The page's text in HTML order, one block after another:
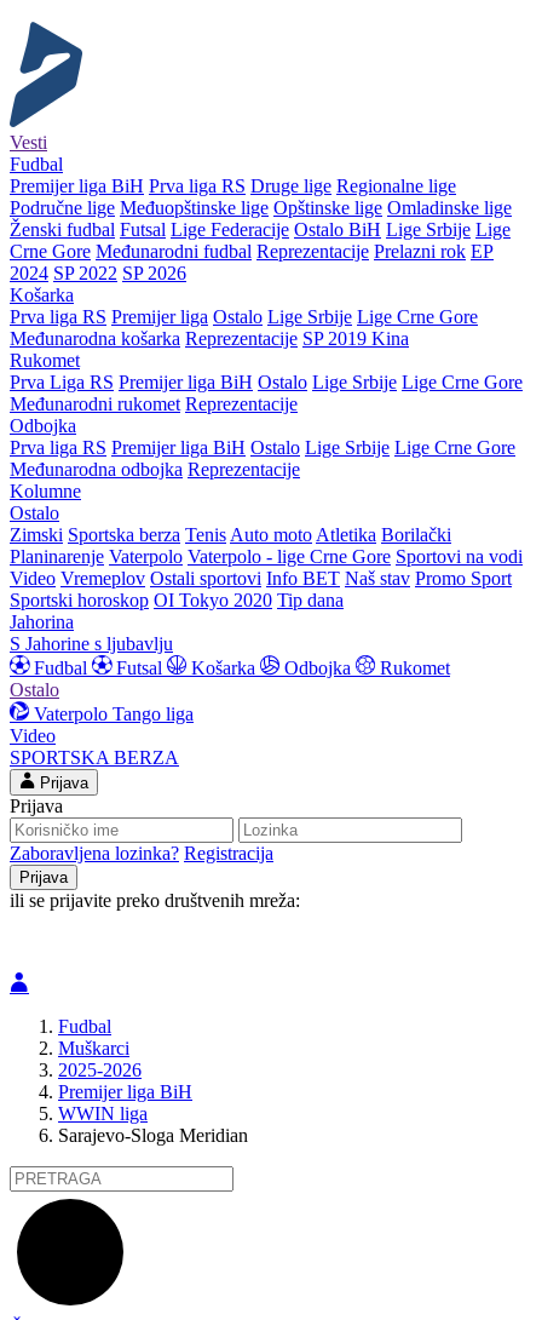
Vesti
Fudbal
Premijer liga BiH Prva liga RS Druge lige Regionalne lige
Područne lige Međuopštinske lige Opštinske lige Omladinske lige
Ženski fudbal Futsal Lige Federacije Ostalo BiH Lige Srbije Lige
Crne Gore Međunarodni fudbal Reprezentacije Prelazni rok EP
2024 SP 2022 SP 2026
Košarka
Prva liga RS Premijer liga Ostalo Lige Srbije Lige Crne Gore
Međunarodna košarka Reprezentacije SP 2019 Kina
Rukomet
Prva Liga RS Premijer liga BiH Ostalo Lige Srbije Lige Crne Gore
Međunarodni rukomet Reprezentacije
Odbojka
Prva liga RS Premijer liga BiH Ostalo Lige Srbije Lige Crne Gore
Međunarodna odbojka Reprezentacije
Kolumne
Ostalo
Zimski Sportska berza Tenis Auto moto Atletika Borilački
Planinarenje Vaterpolo Vaterpolo - lige Crne Gore Sportovi na vodi
Video Vremeplov Ostali sportovi Info BET Naš stav Promo Sport
Sportski horoskop OI Tokyo 2020 Tip dana
Jahorina
S Jahorine s ljubavlju
Fudbal
Futsal Košarka Odbojka
Rukomet
Ostalo
Vaterpolo Tango liga
Video
SPORTSKA BERZA
Prijava
Prijava
Zaboravljena lozinka? Registracija
ili se prijavite preko društvenih mreža:
Fudbal
Muškarci
2025-2026
Premijer liga BiH
WWIN liga
Sarajevo-Sloga Meridian